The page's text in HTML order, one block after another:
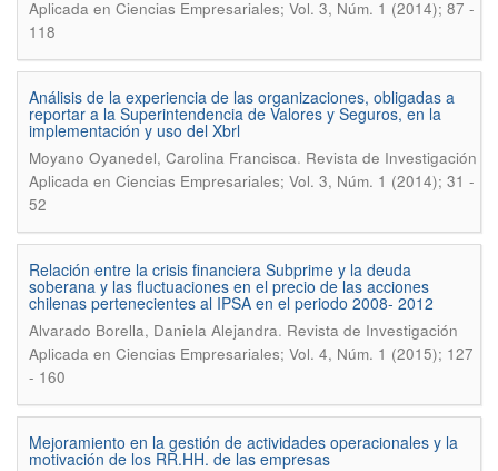
Aplicada en Ciencias Empresariales; Vol. 3, Núm. 1 (2014); 87 -
118
Análisis de la experiencia de las organizaciones, obligadas a
reportar a la Superintendencia de Valores y Seguros, en la
implementación y uso del Xbrl
Moyano Oyanedel, Carolina Francisca. Revista de Investigación
Aplicada en Ciencias Empresariales; Vol. 3, Núm. 1 (2014); 31 -
52
Relación entre la crisis financiera Subprime y la deuda
soberana y las fluctuaciones en el precio de las acciones
chilenas pertenecientes al IPSA en el periodo 2008- 2012
Alvarado Borella, Daniela Alejandra. Revista de Investigación
Aplicada en Ciencias Empresariales; Vol. 4, Núm. 1 (2015); 127
- 160
Mejoramiento en la gestión de actividades operacionales y la
motivación de los RR.HH. de las empresas